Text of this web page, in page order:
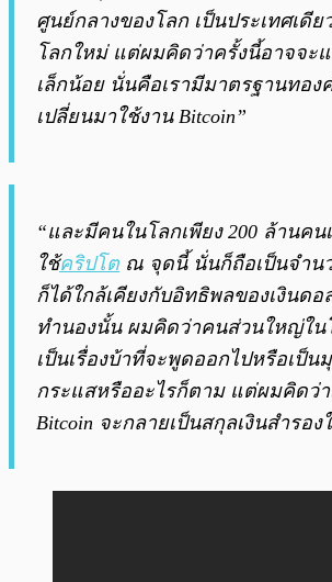
ศูนย์กลางของโลก เป็นประเทศเดีย
โลกใหม่ แต่ผมคิดว่าครั้งนี้อาจจะ
เล็กน้อย นั่นคือเรามีมาตรฐานทอ
เปลี่ยนมาใช้งาน Bitcoin”
“และมีคนในโลกเพียง 200 ล้านค
ใช้คริปโต ณ จุดนี้ นั่นก็ถือเป็นจำน
ก็ได้ใกล้เคียงกับอิทธิพลของเงินดอ
ทำนองนั้น ผมคิดว่าคนส่วนใหญ่ใน
เป็นเรื่องบ้าที่จะพูดออกไปหรือเป็น
กระแสหรืออะไรก็ตาม แต่ผมคิดว่
Bitcoin จะกลายเป็นสกุลเงินสำรอ